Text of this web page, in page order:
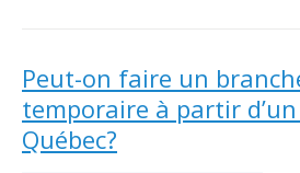
Peut-on faire un
temporaire à partir
Québec?